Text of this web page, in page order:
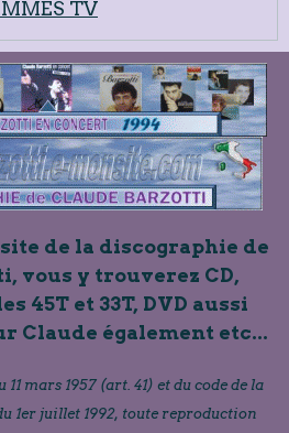
TV
de la discographie de
vous y trouverez CD,
45T et 33T, DVD aussi
Claude également etc...
mars 1957 (art. 41) et du code de la
1er juillet 1992, toute reproduction